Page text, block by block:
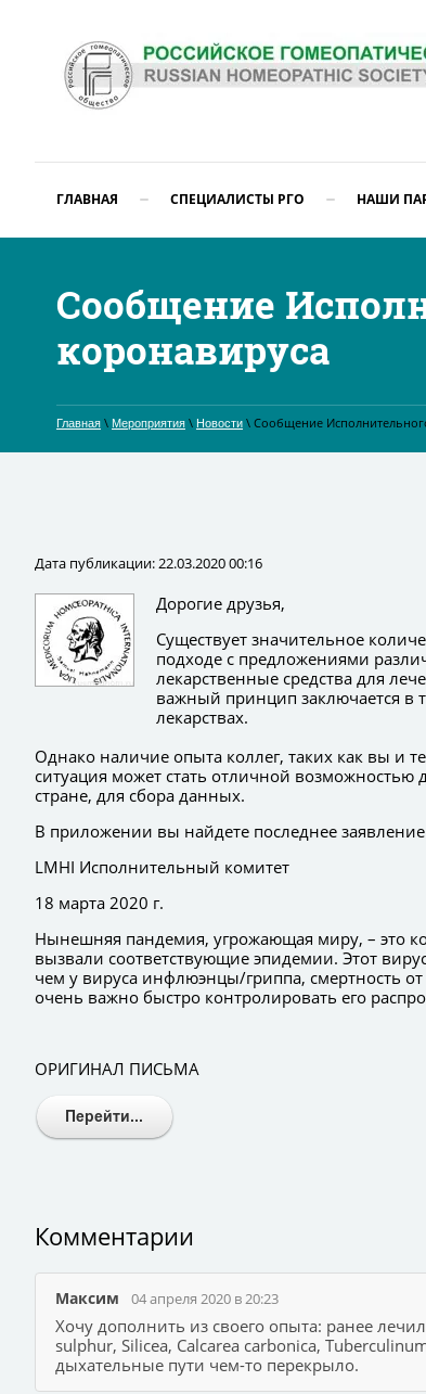
ГЛАВНАЯ СПЕЦИАЛИСТЫ РГО НАШИ
Сообщение
коронавируса
Главная \ Мероприятия \ Новости \ Сообщение
Дата публикации: 22.03.2020 00:16
Дорогие друзья,
Существует значительное
подходе с предложениями
лекарственные средства для
важный принцип заключается в
лекарствах.
Однако наличие опыта коллег, таких как вы и
ситуация может стать отличной
стране, для сбора данных.
В приложении вы найдете последнее
LMHI Исполнительный комитет
18 марта 2020 г.
Нынешняя пандемия, угрожающая миру, – это
вызвали соответствующие эпидемии. Этот
чем у вируса инфлюэнцы/гриппа, смертность
очень важно быстро контролировать его
ОРИГИНАЛ ПИСЬМА
Комментарии
Максим 04 апреля 2020 в 20:23
Хочу дополнить из своего опыта: ранее
sulphur, Silicea, Calcarea carbonica,
дыхательные пути чем-то перекрыло.